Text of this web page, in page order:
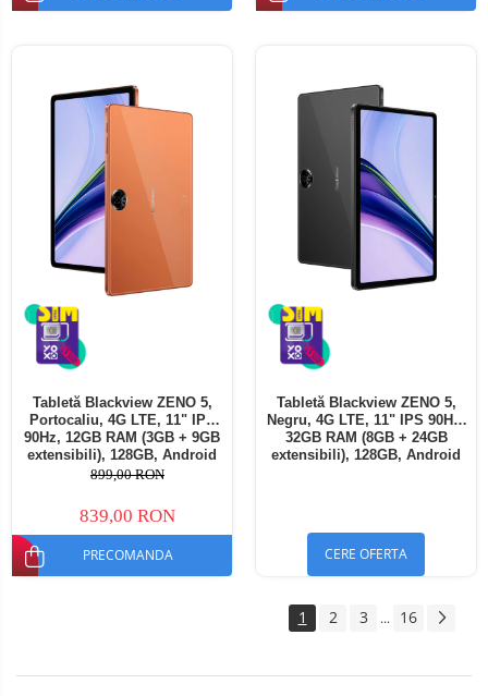
Tabletă Blackview ZENO 5,
Portocaliu, 4G LTE, 11" IPS
90Hz, 12GB RAM (3GB + 9GB
extensibili), 128GB, Android
16, Unisoc T7250, 8300mAh,
SIM
899,00 RON
839,00 RON
PRECOMANDA
Tabletă Blackview ZENO 5,
Negru, 4G LTE, 11" IPS 90Hz,
32GB RAM (8GB + 24GB
extensibili), 128GB, Android
CERE OFERTA
1 2 3 ... 16